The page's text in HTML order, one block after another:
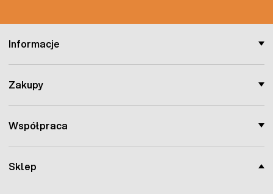
Sklep
Informacje
Zakupy
Współpraca